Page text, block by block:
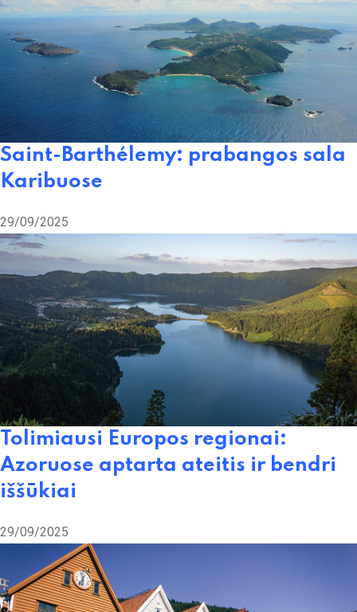
Saint-Barthélemy: prabangos sala
Karibuose
29/09/2025
Tolimiausi Europos regionai:
Azoruose aptarta ateitis ir bendri
iššūkiai
29/09/2025